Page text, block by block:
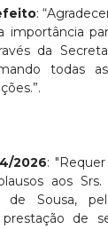
:
importância
da
todas
2026:
aos
de Sousa,
de